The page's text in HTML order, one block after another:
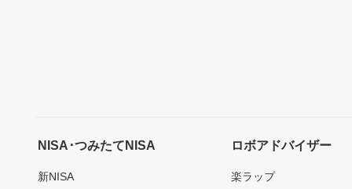
NISA･つみたてNISA
新NISA
ロボアドバイザー
楽ラップ